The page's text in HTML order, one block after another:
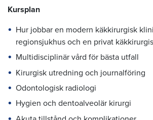
Kursplan
Hur jobbar en modern käkkirurgisk
regionsjukhus och en privat
Multidisciplinär vård för bästa utfall
Kirurgisk utredning och journalföring
Odontologisk radiologi
Hygien och dentoalveolär kirurgi